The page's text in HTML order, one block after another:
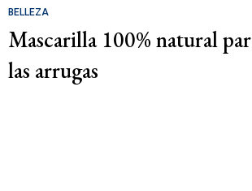
BELLEZA
Mascarilla 100% natural
las arrugas